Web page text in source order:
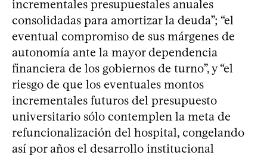
incrementales presupuestales anuales
consolidadas para amortizar la deuda”; “el
eventual compromiso de sus márgenes de
autonomía ante la mayor dependencia
financiera de los gobiernos de turno”, y “el
riesgo de que los eventuales montos
incrementales futuros del presupuesto
universitario sólo contemplen la meta de
refuncionalización del hospital, congelando
así por años el desarrollo institucional